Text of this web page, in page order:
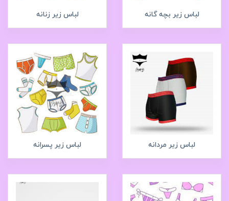
لباس زیر بچه گانه لباس زیر زنانه
لباس زیر مردانه لباس زیر پسرانه